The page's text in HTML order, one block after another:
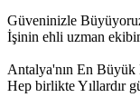
Güveninizle
İşinin ehli uzman
Antalya'nın En Büyük
Hep birlikte Yıllardır